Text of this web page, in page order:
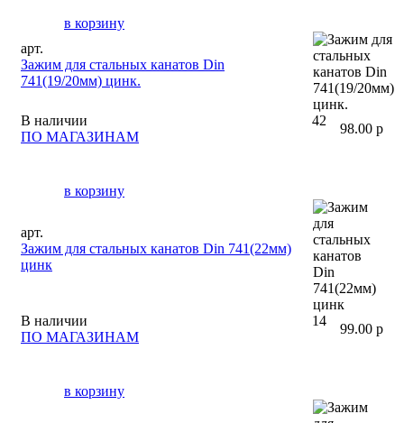
в корзину
арт.
Зажим для стальных канатов Din
741(19/20мм) цинк.
В наличии
42
ПО МАГАЗИНАМ
98.00 р
в корзину
арт.
Зажим для стальных канатов Din 741(22мм)
цинк
В наличии
14
ПО МАГАЗИНАМ
99.00 р
в корзину